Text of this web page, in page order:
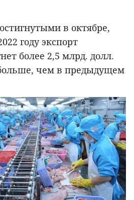
в октябре,
году экспорт
более 2,5 млрд. долл.
чем в предыдущем